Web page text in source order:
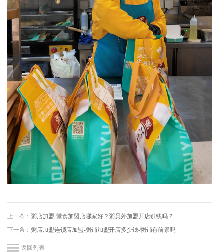
上一条： 粥店加盟-堂食加盟店哪家好？粥员外加盟开店赚钱吗？
下一条： 粥店加盟连锁店加盟-粥铺加盟开店多少钱-粥铺有前景吗
返回列表